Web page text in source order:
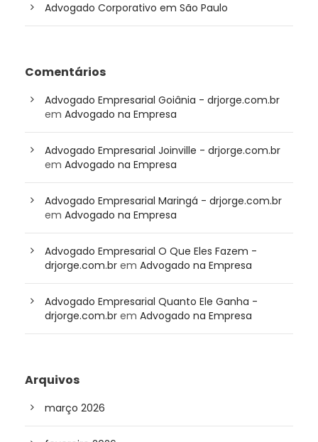
Advogado Corporativo em São Paulo
Comentários
Advogado Empresarial Goiânia - drjorge.com.br
em Advogado na Empresa
Advogado Empresarial Joinville - drjorge.com.br
em Advogado na Empresa
Advogado Empresarial Maringá - drjorge.com.br
em Advogado na Empresa
Advogado Empresarial O Que Eles Fazem -
drjorge.com.br em Advogado na Empresa
Advogado Empresarial Quanto Ele Ganha -
drjorge.com.br em Advogado na Empresa
Arquivos
março 2026